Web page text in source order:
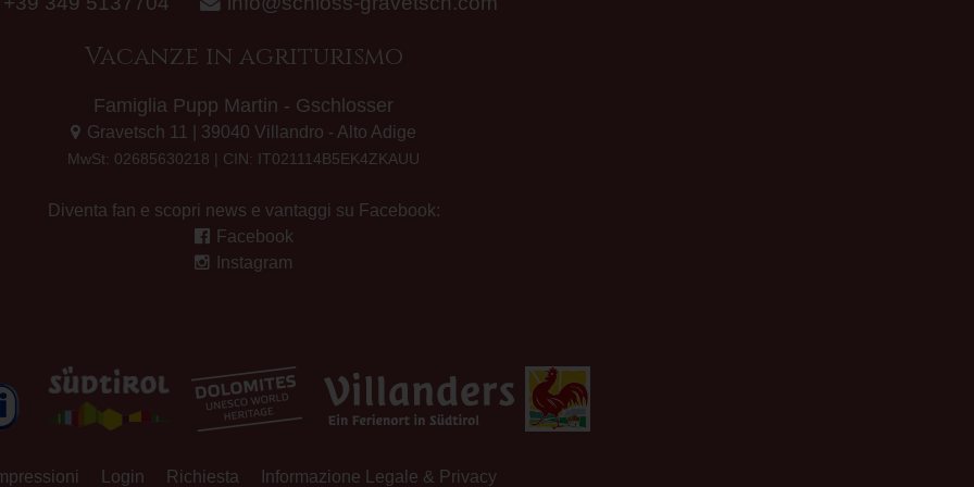
Vacanze in agriturismo
Famiglia Pupp Martin - Gschlosser
Gravetsch 11 | 39040 Villandro - Alto Adige
MwSt: 02685630218 | CIN: IT021114B5EK4ZKAUU
Diventa fan e scopri news e vantaggi su Facebook:
Facebook
Instagram
Login Richiesta Informazione Legale & Privacy